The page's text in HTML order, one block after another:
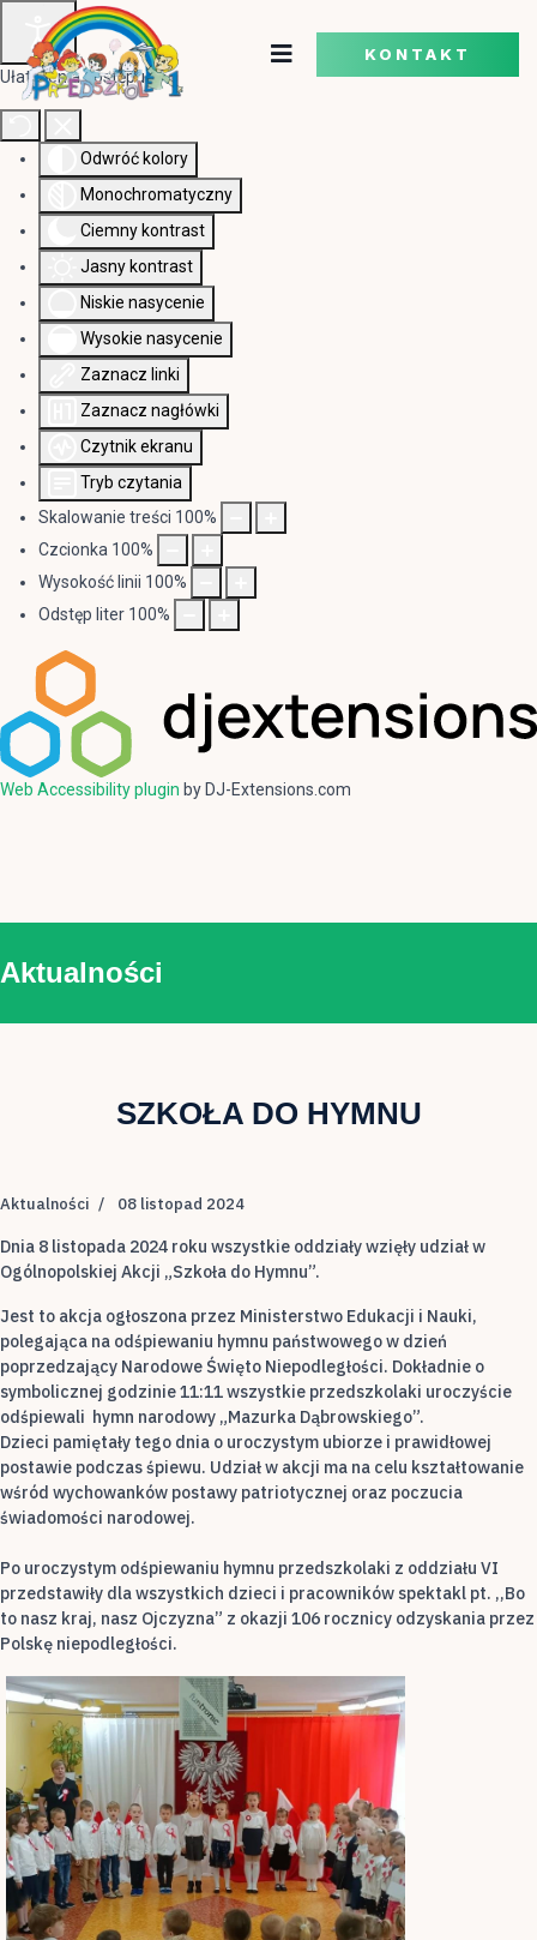
Ułatwienia dostępu
Odwróć kolory
Monochromatyczny
Ciemny kontrast
Jasny kontrast
Niskie nasycenie
Wysokie nasycenie
Zaznacz linki
Zaznacz nagłówki
Czytnik ekranu
Tryb czytania
Skalowanie treści 100%
Czcionka 100%
Wysokość linii 100%
Odstęp liter 100%
Web Accessibility plugin by DJ-Extensions.com
KONTAKT
Aktualności
SZKOŁA DO HYMNU
Aktualności 08 listopad 2024
Dnia 8 listopada 2024 roku wszystkie oddziały wzięły udział w
Ogólnopolskiej Akcji „Szkoła do Hymnu”.
Jest to akcja ogłoszona przez Ministerstwo Edukacji i Nauki,
polegająca na odśpiewaniu hymnu państwowego w dzień
poprzedzający Narodowe Święto Niepodległości. Dokładnie o
symbolicznej godzinie 11:11 wszystkie przedszkolaki uroczyście
odśpiewali hymn narodowy „Mazurka Dąbrowskiego”.
Dzieci pamiętały tego dnia o uroczystym ubiorze i prawidłowej
postawie podczas śpiewu. Udział w akcji ma na celu kształtowanie
wśród wychowanków postawy patriotycznej oraz poczucia
świadomości narodowej.
Po uroczystym odśpiewaniu hymnu przedszkolaki z oddziału VI
przedstawiły dla wszystkich dzieci i pracowników spektakl pt. ,,Bo
to nasz kraj, nasz Ojczyzna” z okazji 106 rocznicy odzyskania przez
Polskę niepodległości.